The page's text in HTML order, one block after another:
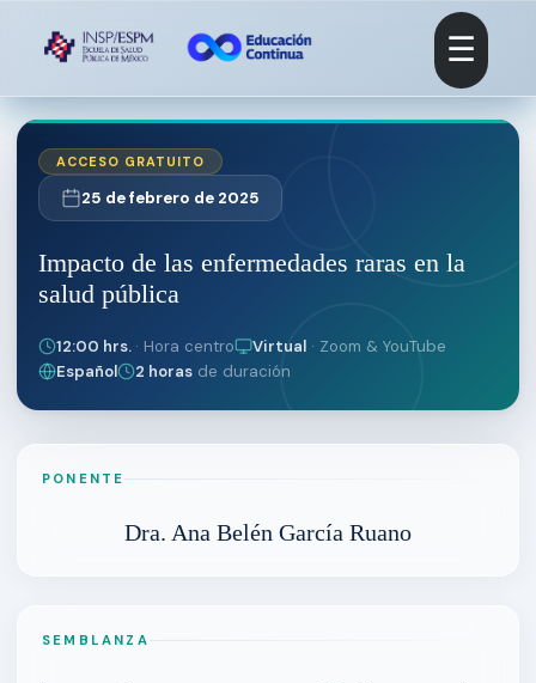
☰
ACCESO GRATUITO
25 de febrero de 2025
Impacto de las enfermedades raras en la
salud pública
12:00 hrs. · Hora centro Virtual · Zoom & YouTube
Español
2 horas de duración
PONENTE
Dra. Ana Belén García Ruano
SEMBLANZA